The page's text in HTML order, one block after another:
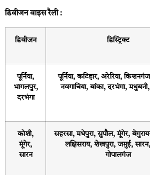
डिवीजन वाइस रैली :
डिवीजन डिस्ट्रिक्ट
पूर्निया,
भागलपुर,
दरभंगा
पूर्निया, कटिहार, अरेरिया,
नवगाचिया, बांका, दरभंगा,
कोशी,
मूंगेर,
सारन
सहरसा, मधेपुरा, सुपौल, मूंगेर,
लक्षिसराय, शेखपुरा, जमुई,
गोपालगंज